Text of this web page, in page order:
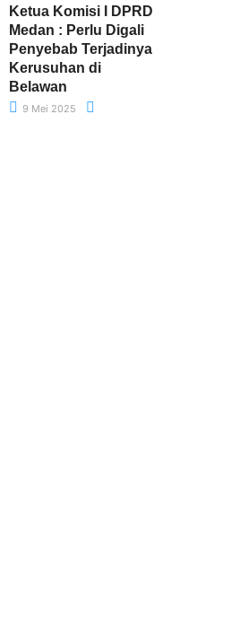
Ketua Komisi I DPRD
Medan : Perlu Digali
Penyebab Terjadinya
Kerusuhan di
Belawan
9 Mei 2025